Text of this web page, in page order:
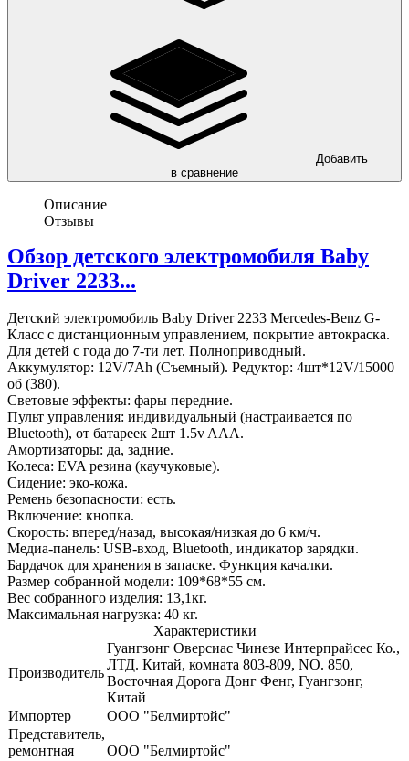
Добавить
в сравнение
Описание
Отзывы
Обзор детского электромобиля Baby
Driver 2233...
Детский электромобиль Baby Driver 2233 Mercedes-Benz G-
Класс с дистанционным управлением, покрытие автокраска.
Для детей с года до 7-ти лет. Полноприводный.
Аккумулятор: 12V/7Ah (Съемный). Редуктор: 4шт*12V/15000
об (380).
Световые эффекты: фары передние.
Пульт управления: индивидуальный (настраивается по
Bluetooth), от батареек 2шт 1.5v AAА.
Амортизаторы: да, задние.
Колеса: EVA резина (каучуковые).
Сидение: эко-кожа.
Ремень безопасности: есть.
Включение: кнопка.
Скорость: вперед/назад, высокая/низкая до 6 км/ч.
Медиа-панель: USB-вход, Bluetooth, индикатор зарядки.
Бардачок для хранения в запаске. Функция качалки.
Размер собранной модели: 109*68*55 см.
Вес собранного изделия: 13,1кг.
Максимальная нагрузка: 40 кг.
Характеристики
Производитель
Гуангзонг Оверсиас Чинезе Интерпрайсес Ко.,
ЛТД. Китай, комната 803-809, NO. 850,
Восточная Дорога Донг Фенг, Гуангзонг,
Китай
Импортер
ООО "Белмиртойс"
Представитель,
ремонтная
ООО "Белмиртойс"